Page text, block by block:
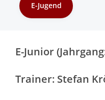
E-Jugend
E-Junior
Trainer: Stefan